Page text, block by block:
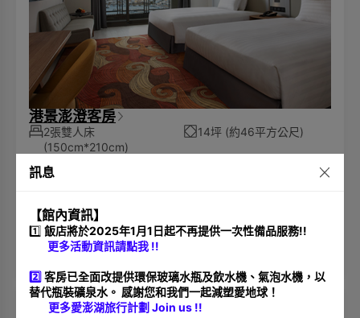
港景澎澄客房
2張雙人床
(150cm*210cm)
14坪 (約46平方公尺)
位於11-13樓
(含稅及服務費)
查看空房
訊息
【館內資訊】
1️⃣ 飯店將於2025年1月1日起不再提供一次性備品服務!!
更多活動資訊請點我 !!
2️⃣ 客房已全面改提供環保玻璃水瓶及飲水機、氣泡水機，以
替代瓶裝礦泉水。 感謝您和我們一起減塑愛地球！
更多愛澎湖旅行計劃 Join us !!